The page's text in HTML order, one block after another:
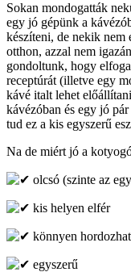
Sokan mondogatták
egy jó gépünk a
készíteni, de nekik nem
otthon, azzal nem
gondoltunk, hogy
receptúrát (illetve egy
kávé italt lehet
kávézóban és egy jó
tud ez a kis egyszerű
Na de miért jó a
olcsó (szinte az
kis helyen elfér
könnyen
egyszerű